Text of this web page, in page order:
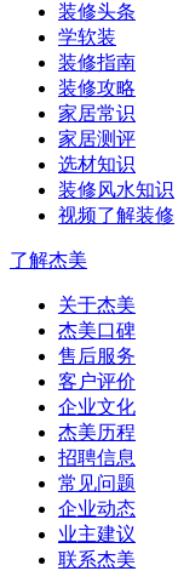
装修头条
学软装
装修指南
装修攻略
家居常识
家居测评
选材知识
装修风水知识
视频了解装修
了解杰美
关于杰美
杰美口碑
售后服务
客户评价
企业文化
杰美历程
招聘信息
常见问题
企业动态
业主建议
联系杰美